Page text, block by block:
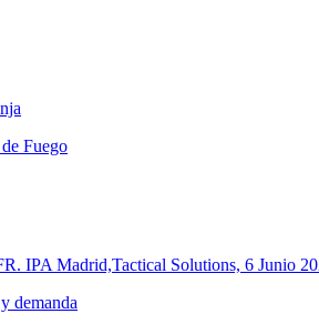
Fuego
IPA Madrid,Tactical Solutions, 6 Junio
demanda